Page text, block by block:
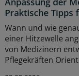
Praktische Tipps
Wann und wie
einer Hitzewelle
von Medizinern
Pflegekräften